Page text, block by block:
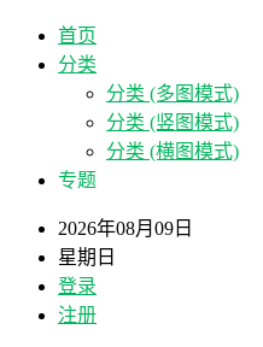
首页
分类
分类 (多图模式)
分类 (竖图模式)
分类 (横图模式)
专题
2026年08月09日
星期日
登录
注册